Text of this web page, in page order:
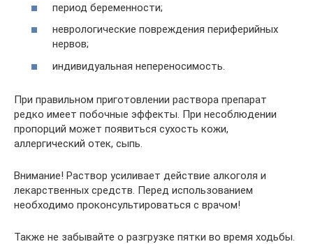
период беременности;
неврологические повреждения периферийных
нервов;
индивидуальная непереносимость.
При правильном приготовлении раствора препарат
редко имеет побочные эффекты. При несоблюдении
пропорций может появиться сухость кожи,
аллергический отек, сыпь.
Внимание! Раствор усиливает действие алкоголя и
лекарственных средств. Перед использованием
необходимо проконсультироваться с врачом!
Также не забывайте о разгрузке пятки во время ходьбы.